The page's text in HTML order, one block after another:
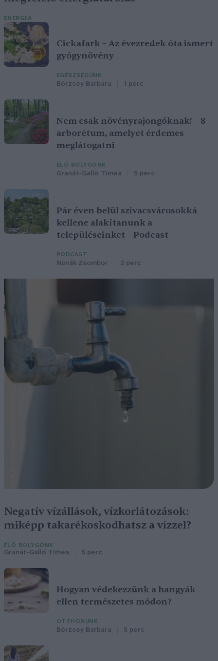
ENERGIA
Cickafark – Az évezredek óta ismert
gyógynövény
EGÉSZSÉGÜNK
Börzsey Barbara 1 perc
Nem csak növényrajongóknak! – 8
arborétum, amelyet érdemes
meglátogatni
ÉLŐ BOLYGÓNK
Granát-Galló Tímea 5 perc
Pár éven belül szivacsvárosokká
kellene alakítanunk a
településeinket – Podcast
PODCAST
Novák Zsombor 2 perc
Negatív vízállások, vízkorlátozások:
miképp takarékoskodhatsz a vízzel?
ÉLŐ BOLYGÓNK
Granát-Galló Tímea 5 perc
Hogyan védekezzünk a hangyák
ellen természetes módon?
OTTHONUNK
Börzsey Barbara 5 perc